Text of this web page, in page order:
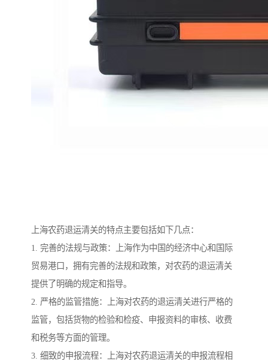
上海农药退运清关的特点主要包括如下几点：
1. 完善的法规与政策：上海作为中国的经济中心和国际
贸易港口，拥有完善的法规和政策，对农药的退运清关
提供了明确的规定和指导。
2. 严格的监管措施：上海对农药的退运清关进行严格的
监管，包括货物的检验和检疫、申报资料的审核、收费
和税务等方面的管理。
3. 细致的申报流程：上海对农药退运清关的申报流程相